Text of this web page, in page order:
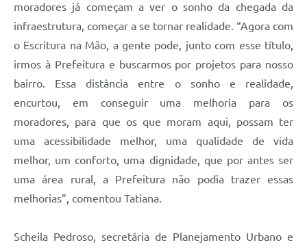
moradores já começam a ver o sonho da chegada da
infraestrutura, começar a se tornar realidade. “Agora com
o Escritura na Mão, a gente pode, junto com esse título,
irmos à Prefeitura e buscarmos por projetos para nosso
bairro. Essa distância entre o sonho e realidade,
encurtou, em conseguir uma melhoria para os
moradores, para que os que moram aqui, possam ter
uma acessibilidade melhor, uma qualidade de vida
melhor, um conforto, uma dignidade, que por antes ser
uma área rural, a Prefeitura não podia trazer essas
melhorias”, comentou Tatiana.
Scheila Pedroso, secretária de Planejamento Urbano e